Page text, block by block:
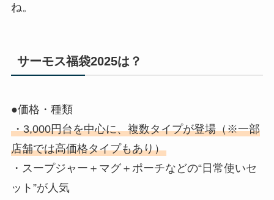
ね。
サーモス福袋2025は？
●価格・種類
・3,000円台を中心に、複数タイプが登場（※一部
店舗では高価格タイプもあり）
・スープジャー＋マグ＋ポーチなどの“日常使いセ
ット”が人気